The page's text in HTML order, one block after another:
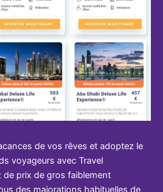
de vos rêves et adoptez le
voyageurs avec Travel
de prix de gros faiblement
des majorations habituelles de